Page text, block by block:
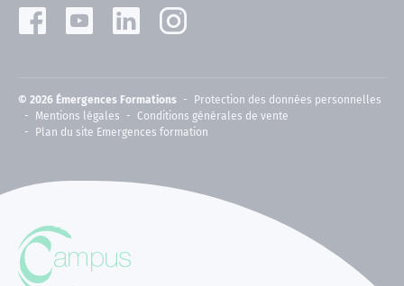
© 2026 Émergences Formations
Protection des données personnelles
Mentions légales
Conditions générales de vente
Plan du site Emergences formation